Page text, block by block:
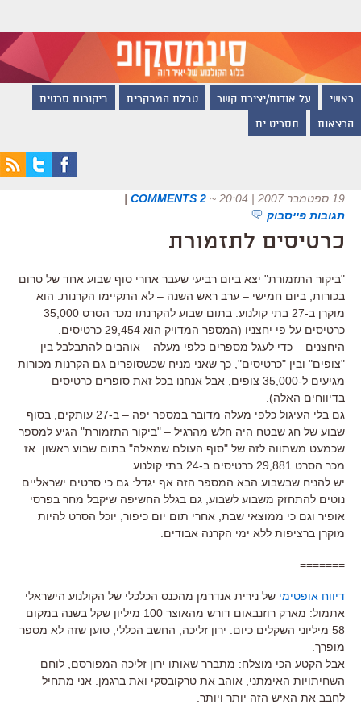
ראשי על אודות/יצירת קשר טבלת המבקרים ביקורות סרטים
הרצאות תסריט.ים
19 ספטמבר 2007 | 20:04 ~
2 COMMENTS
|
תגובות פייסבוק
כרטיסים לתזמורת
"ביקור התזמורת" יצא ביום רביעי שעבר אחרי סוף שבוע אחד של טרום
בכורות, ביום חמישי – ערב ראש השנה – לא התקיימו הקרנות. הוא
מוקרן ב-27 בתי קולנוע. בתום שבוע להקרנתו מכר הסרט 35,000
כרטיסים על פי יחצניו (המספר המדויק הוא 29,454 כרטיסים.
היחצנים – כדי לעגל מספרים כלפי מעלה – אוהבים להתבלבל בין
"צופים" ובין "כרטיסים", כך שאני מניח שכשסופרים גם הקרנות מכורות
מגיעים ל-35,000 צופים, אבל אנחנו בכל זאת סופרים כרטיסים
בדיווחים האלה).
גם בלי העיגול כלפי מעלה מדובר במספר יפה – ב-27 עותקים, בסוף
שבוע של חג שבטח היה חלש מהרגיל – "ביקור התזמורת" הגיע למספר
שכמעט משתווה לזה של "סוף העולם שמאלה" בתום שבוע ראשון. אז
מכר הסרט 29,881 כרטיסים ב-24 בתי קולנוע.
יש להניח שבשבוע הבא המספר הזה אף יגדל: גם כי סרטים ישראליים
נוטים להתחזק משבוע לשבוע, גם בגלל החשיפה שיקבל מחר בפרסי
אופיר וגם כי ממוצאי שבת, אחרי תום יום כיפור, יוכל הסרט להיות
מוקרן ברציפות ללא ימי הקרנה אבודים.
=======
דיווח אופטימי של נירית אנדרמן מהכנס הכלכלי של הקולנוע הישראלי
אתמול: מארק רוזנבאום דורש מהאוצר 100 מיליון שקל בשנה במקום
58 מיליוני השקלים כיום. ירון זליכה, החשב הכללי, טוען שזה לא מספר
מופרך.
אבל הקטע הכי מוצלח: מתברר שאותו ירון זליכה המפורסם, לוחם
השחיתויות האימתני, אוהב את טרקובסקי ואת ברגמן. אני מתחיל
לחבב את האיש הזה יותר ויותר.